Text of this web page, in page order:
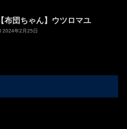
【布団ちゃん】ウツロマユ
2024年2月25日